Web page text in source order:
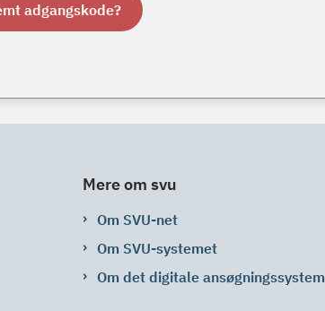
adgangskode?
Mere om svu
Om SVU-net
Om SVU-systemet
Om det digitale ansøgningssystem